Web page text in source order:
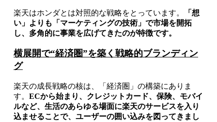
楽天はホンダとは対照的な戦略をとっています。
「想
い」よりも「マーケティングの技術」で市場を開拓
し、多角的に事業を広げてきたのが特徴です。
横展開で“経済圏”を築く戦略的ブランディン
グ
楽天の成長戦略の核は、「経済圏」の構築にありま
す。 ECから始まり、クレジットカード、保険、モバイ
ルなど、生活のあらゆる場面に楽天のサービスを入り
込ませることで、ユーザーの囲い込みを図ってきまし